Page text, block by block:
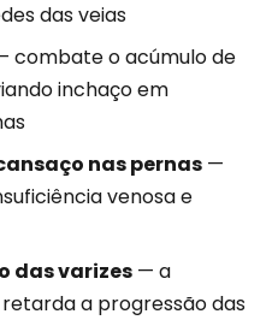
das veias
combate o acúmulo de
inchaço em
nas pernas —
venosa e
das varizes — a
a progressão das